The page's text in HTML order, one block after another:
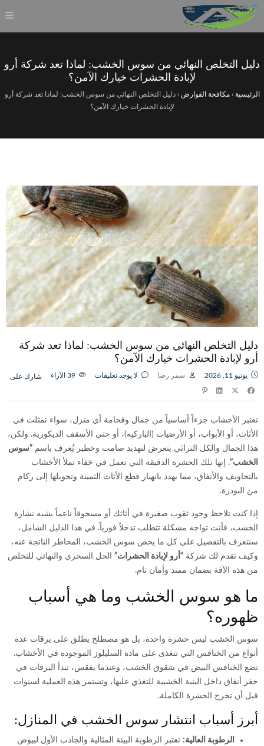
دليل التخلص النهائي من سوس الخشب: لماذا تعد شركة أرو
لإبادة الحشرات خيارك الآمن؟
الرئيسية ›مكافحة القوارض ›دليل التخلص النهائي من سوس الخشب: لماذا تعد شركة أرو
لإبادة الحشرات خيارك الآمن؟
دليل التخلص النهائي من سوس الخشب: لماذا تعد شركة
أرو لإبادة الحشرات خيارك الآمن؟
يونيو 11, 2026 سمر رضا لا يوجد تعليقات الآراء شارك على
تعتبر الأخشاب جزءاً أساسياً من جمال وفخامة أي منزل، سواء تمثلت في
الأثاث، أو الأبواب، أو الأرضيات (الباركيه)، أو حتى الأسقف الديكورية. ولكن،
هذا الجمال والكل التراثي يتعرض لتهديد صامت وخطير يُعرف باسم “سوس
الخشب”. إنها تلك الحشرة الدقيقة التي تعمل في خفاء تملأ الأخشاب
بالتجاويف والأنفاق، مما يهدد بانهيار قطع الأثاث الثمينة وتحويلها إلى ركام
من البودرة.
إذا كنت تلاحظ وجود ثقوب صغيرة في أثاثك أو مسحوقاً ناعماً يشبه نشارة
الخشب، فأنت تواجه مشكلة تتطلب تدخلاً فورياً. في هذا الدليل الشامل،
سنتعرف بالتفصيل على كل ما يخص سوس الخشب، المخاطر الناتجة عنه،
وكيف تقدم لك شركة “أرو لإبادة الحشرات” الحل السحري والنهائي للتخلص
من هذه الآفة بضمان ممتد وأمان تام.
ما هو سوس الخشب وما هي أسباب
ظهوره؟
سوس الخشب ليس حشرة واحدة، بل هو مصطلح يطلق على يرقات عدة
أنواع من الخنافس التي تتغذى على مادة السليلوز الموجودة في الأخشاب.
تضع الخنافس البيض في شقوق الخشب، وعندما يفقس، تبدأ اليرقات في
حفر أنفاق داخل البنية الخشبية للتغذي عليها، وتستمر هذه العملية لسنوات
قبل أن تخرج الحشرة الكاملة.
أبرز أسباب انتشار سوس الخشب في المنازل:
الرطوبة العالية: تعتبر الرطوبة البيئة المثالية والجاذب الأول لبيوض